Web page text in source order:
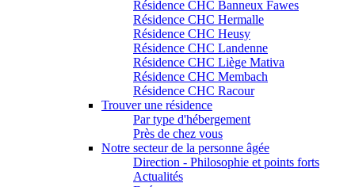
Résidence CHC Banneux Fawes
Résidence CHC Hermalle
Résidence CHC Heusy
Résidence CHC Landenne
Résidence CHC Liège Mativa
Résidence CHC Membach
Résidence CHC Racour
Trouver une résidence
Par type d'hébergement
Près de chez vous
Notre secteur de la personne âgée
Direction - Philosophie et points forts
Actualités